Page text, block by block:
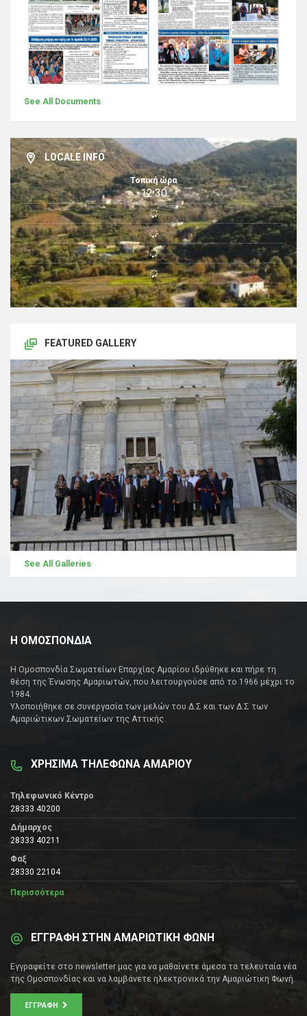
See All Documents
LOCALE INFO
Τοπική ώρα
12:30
FEATURED GALLERY
See All Galleries
Η ΟΜΟΣΠΟΝΔΙΑ
Η Ομοσπονδία Σωματείων Επαρχίας Αμαρίου ιδρύθηκε και πήρε τη
θέση της Ένωσης Αμαριωτών, που λειτουργούσε από το 1966 μέχρι το
1984.
Υλοποιήθηκε σε συνεργασία των μελών του Δ.Σ και των Δ.Σ των
Αμαριώτικων Σωματείων της Αττικής.
ΧΡΗΣΙΜΑ ΤΗΛΕΦΩΝΑ ΑΜΑΡΙΟΥ
Τηλεφωνικό Κέντρο
28333 40200
Δήμαρχος
28333 40211
Φαξ
28330 22104
Περισσότερα
ΕΓΓΡΑΦΗ ΣΤΗΝ ΑΜΑΡΙΩΤΙΚΗ ΦΩΝΗ
Εγγραφείτε στο newsletter μας για να μαθαίνετε άμεσα τα τελευταία νέα
της Ομοσπονδίας και να λαμβάνετε ηλεκτρονικά την Αμαριώτικη Φωνή.
ΕΓΓΡΑΦΉ